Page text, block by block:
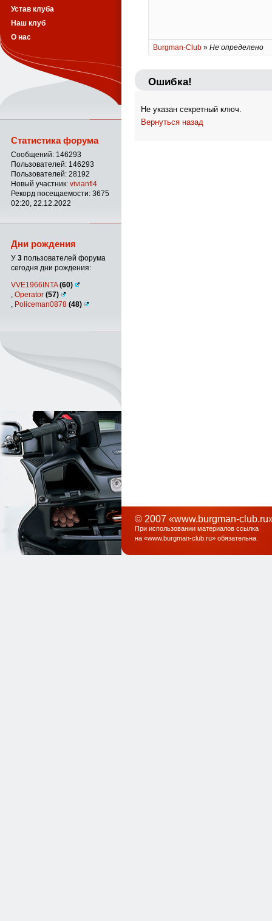
Burgman-Club » Не определено
Ошибка!
Не указан секретный ключ.
Вернуться назад
Устав клуба
Наш клуб
О нас
Статистика форума
Сообщений: 146293
Пользователей: 146293
Пользователей: 28192
Новый участник: vivianfl4
Рекорд посещаемости: 3675
02:20, 22.12.2022
Дни рождения
У 3 пользователей форума
сегодня дни рождения:
VVE1966INTA(60)
Operator (57)
Policeman0878 (48)
© 2007 «www.burgman-
При использовании материалов ссылка
на «www.burgman-club.ru» обязательна